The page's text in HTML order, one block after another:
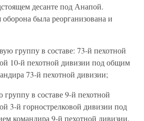
десанте под Анапой.
была реорганизована и
группу в составе: 73-й пехотной
10-й пехотной дивизии под общим
73-й пехотной дивизии;
в составе 9-й пехотной
3-й горнострелковой дивизии под
командира 9-й пехотной дивизии.